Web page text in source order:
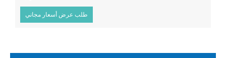
طلب عرض أسعار مجاني